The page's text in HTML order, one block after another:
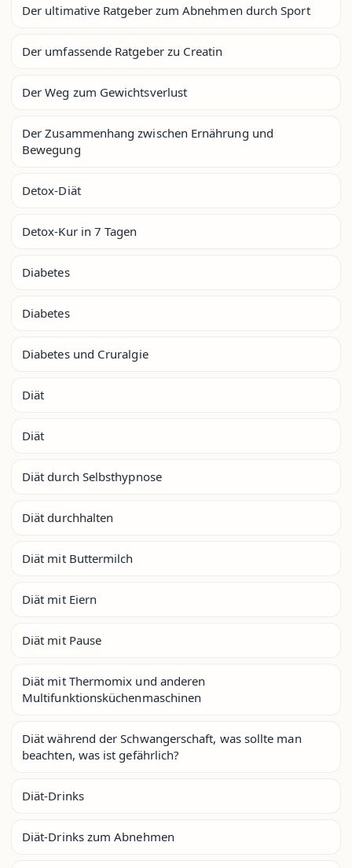
Der ultimative Ratgeber zum Abnehmen durch Sport
Der umfassende Ratgeber zu Creatin
Der Weg zum Gewichtsverlust
Der Zusammenhang zwischen Ernährung und
Bewegung
Detox-Diät
Detox-Kur in 7 Tagen
Diabetes
Diabetes
Diabetes und Cruralgie
Diät
Diät
Diät durch Selbsthypnose
Diät durchhalten
Diät mit Buttermilch
Diät mit Eiern
Diät mit Pause
Diät mit Thermomix und anderen
Multifunktionsküchenmaschinen
Diät während der Schwangerschaft, was sollte man
beachten, was ist gefährlich?
Diät-Drinks
Diät-Drinks zum Abnehmen